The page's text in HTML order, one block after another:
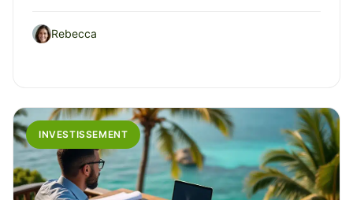
Rebecca
INVESTISSEMENT